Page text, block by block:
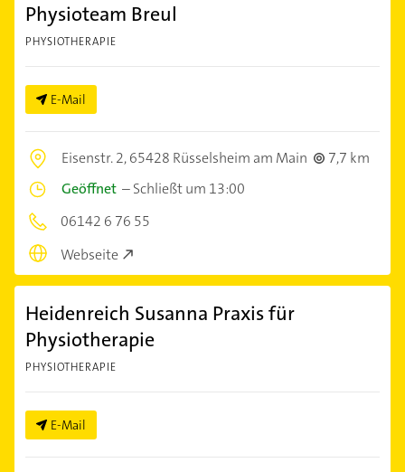
Physioteam Breul
PHYSIOTHERAPIE
E-Mail
Eisenstr. 2,65428 Rüsselsheim am Main
7,7 km
Geöffnet –Schließt um 13:00
06142 6 76 55
Webseite
Heidenreich Susanna Praxis für
Physiotherapie
PHYSIOTHERAPIE
E-Mail